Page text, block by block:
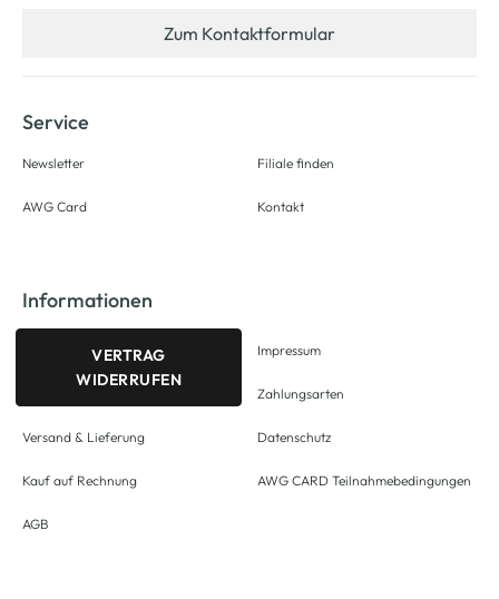
Zum Kontaktformular
Service
Newsletter
AWG Card
Filiale finden
Kontakt
Informationen
VERTRAG
WIDERRUFEN
Versand & Lieferung
Kauf auf Rechnung
AGB
Impressum
Zahlungsarten
Datenschutz
AWG CARD Teilnahmebedingungen